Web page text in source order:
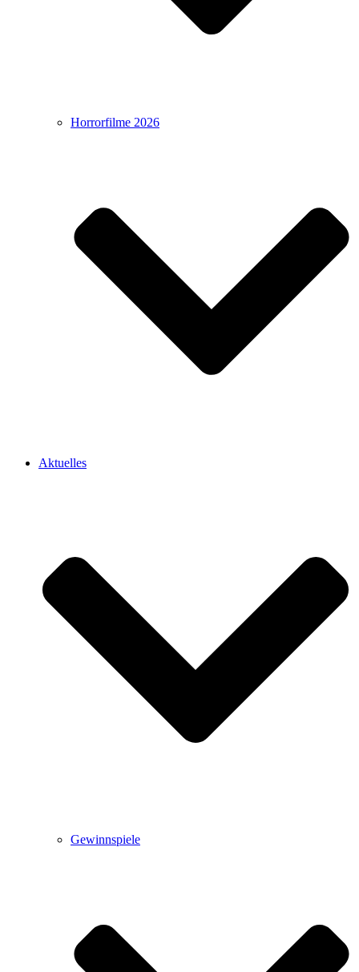
Horrorfilme 2026
Aktuelles
Gewinnspiele